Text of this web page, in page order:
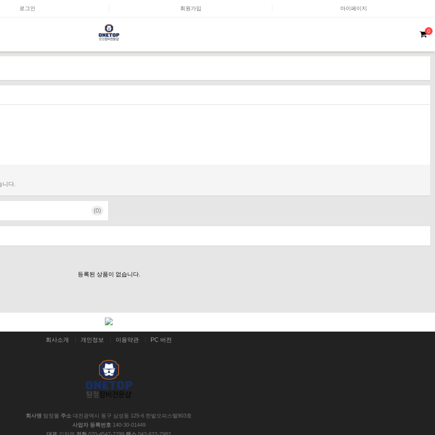
로그인 회원가입 마이페이지
0
니다.
(0)
등록된 상품이 없습니다.
회사소개 개인정보 이용약관 PC 버전
회사명 탐정몰 주소 대전광역시 동구 삼성동 125-6 한밭오피스텔903호
사업자 등록번호 140-30-01449